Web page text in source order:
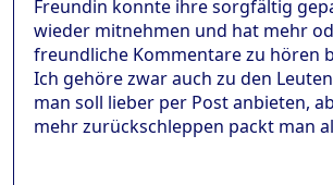
Freundin konnte ihre sorgfältig
wieder mitnehmen und hat mehr
freundliche Kommentare zu hören
Ich gehöre zwar auch zu den
man soll lieber per Post anbieten,
mehr zurückschleppen packt man